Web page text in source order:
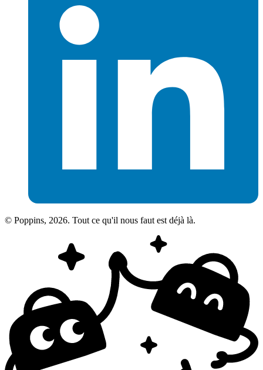
© Poppins, 2026. Tout ce qu'il nous faut est déjà là.